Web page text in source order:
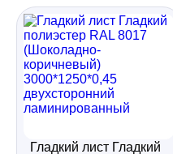
Забор
Кровля
Гладкий лист Гладкий